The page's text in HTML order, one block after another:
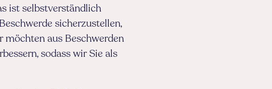
ist selbstverständlich
sicherzustellen,
möchten aus Beschwerden
sodass wir Sie als